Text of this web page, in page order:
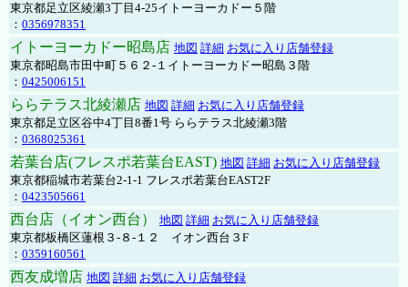
東京都足立区綾瀬3丁目4-25イトーヨーカドー５階
： 0356978351
イトーヨーカドー昭島店 地図 詳細 お気に入り店舗登録
東京都昭島市田中町５６２-１イトーヨーカドー昭島３階
： 0425006151
ららテラス北綾瀬店 地図 詳細 お気に入り店舗登録
東京都足立区谷中4丁目8番1号 ららテラス北綾瀬3階
： 0368025361
若葉台店(フレスポ若葉台EAST) 地図 詳細 お気に入り店舗登録
東京都稲城市若葉台2-1-1 フレスポ若葉台EAST2F
： 0423505661
西台店（イオン西台） 地図 詳細 お気に入り店舗登録
東京都板橋区蓮根３-８-１２ イオン西台３F
： 0359160561
西友成増店 地図 詳細 お気に入り店舗登録